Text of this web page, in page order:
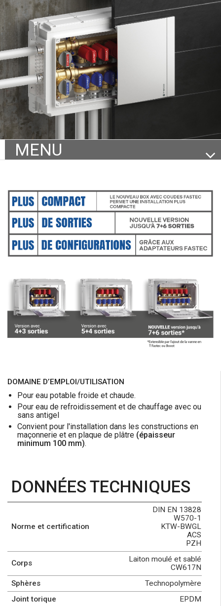
MENU
Gamme produits
Exemples d'Application
Documentation
DOMAINE D’EMPLOI/UTILISATION
Pour eau potable froide et chaude.
Pour eau de refroidissement et de chauffage avec ou
sans antigel
Convient pour l'installation dans les constructions en
maçonnerie et en plaque de plâtre (épaisseur
minimum 100 mm).
DONNÉES TECHNIQUES
Norme et certification
DIN EN 13828
W570-1
KTW-BWGL
ACS
PZH
Corps
Laiton moulé et sablé
CW617N
Sphères
Technopolymère
Joint torique
EPDM